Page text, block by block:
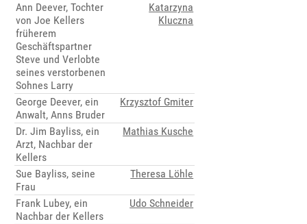
Ann Deever, Tochter
von Joe Kellers
früherem
Geschäftspartner
Steve und Verlobte
seines verstorbenen
Sohnes Larry
Katarzyna
Kluczna
George Deever, ein
Anwalt, Anns Bruder
Krzysztof Gmiter
Dr. Jim Bayliss, ein
Arzt, Nachbar der
Kellers
Mathias Kusche
Sue Bayliss, seine
Frau
Theresa Löhle
Frank Lubey, ein
Nachbar der Kellers
Udo Schneider